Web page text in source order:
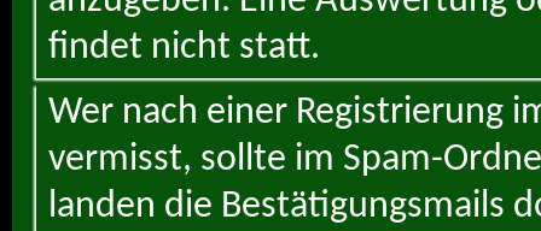
findet nicht statt.
Wer nach einer Registrierung
vermisst, sollte im Spam-
landen die Bestätigungsmails